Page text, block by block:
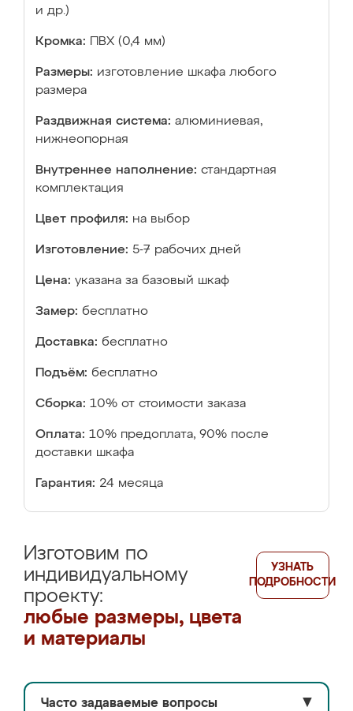
и др.)
Кромка: ПВХ (0,4 мм)
Размеры: изготовление шкафа любого
размера
Раздвижная система: алюминиевая,
нижнеопорная
Внутреннее наполнение: стандартная
комплектация
Цвет профиля: на выбор
Изготовление: 5-7 рабочих дней
Цена: указана за базовый шкаф
Замер: бесплатно
Доставка: бесплатно
Подъём: бесплатно
Сборка: 10% от стоимости заказа
Оплата: 10% предоплата, 90% после
доставки шкафа
Гарантия: 24 месяца
Изготовим по
индивидуальному
проекту:
любые размеры, цвета
и материалы
УЗНАТЬ
ПОДРОБНОСТИ
Часто задаваемые вопросы ▼